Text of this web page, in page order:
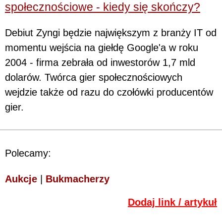
społecznościowe - kiedy się skończy?
Debiut Zyngi będzie największym z branży IT od
momentu wejścia na giełdę Google'a w roku
2004 - firma zebrała od inwestorów 1,7 mld
dolarów. Twórca gier społecznościowych
wejdzie także od razu do czołówki producentów
gier.
Polecamy:
Aukcje Bukmacherzy
Dodaj link / artykuł